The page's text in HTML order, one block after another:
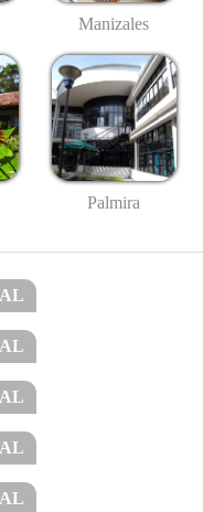
Manizales
Palmira